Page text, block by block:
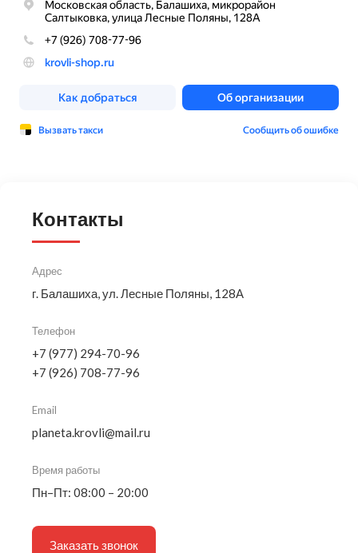
Контакты
Адрес
г. Балашиха, ул. Лесные Поляны, 128А
Телефон
+7 (977) 294-70-96
+7 (926) 708-77-96
Email
planeta.krovli@mail.ru
Время работы
Пн–Пт: 08:00 – 20:00
Заказать звонок